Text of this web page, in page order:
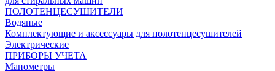
ПОЛОТЕНЦЕСУШИТЕЛИ
Водяные
Комплектующие и аксессуары для полотенцесушителей
Электрические
ПРИБОРЫ УЧЕТА
Манометры